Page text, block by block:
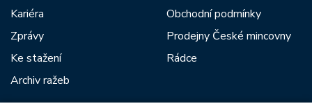
Kariéra
Zprávy
Ke stažení
Archiv ražeb
Obchodní podmínky
Prodejny České mincovny
Rádce